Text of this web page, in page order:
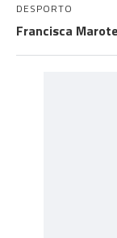
DESPORTO
Francisca